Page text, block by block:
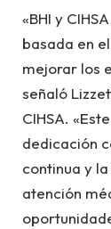
«BHI y
basada en
mejorar los
señaló
CIHSA.
dedicación
continua y
atención